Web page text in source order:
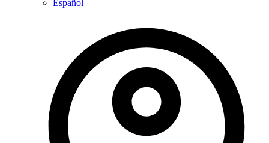
Español